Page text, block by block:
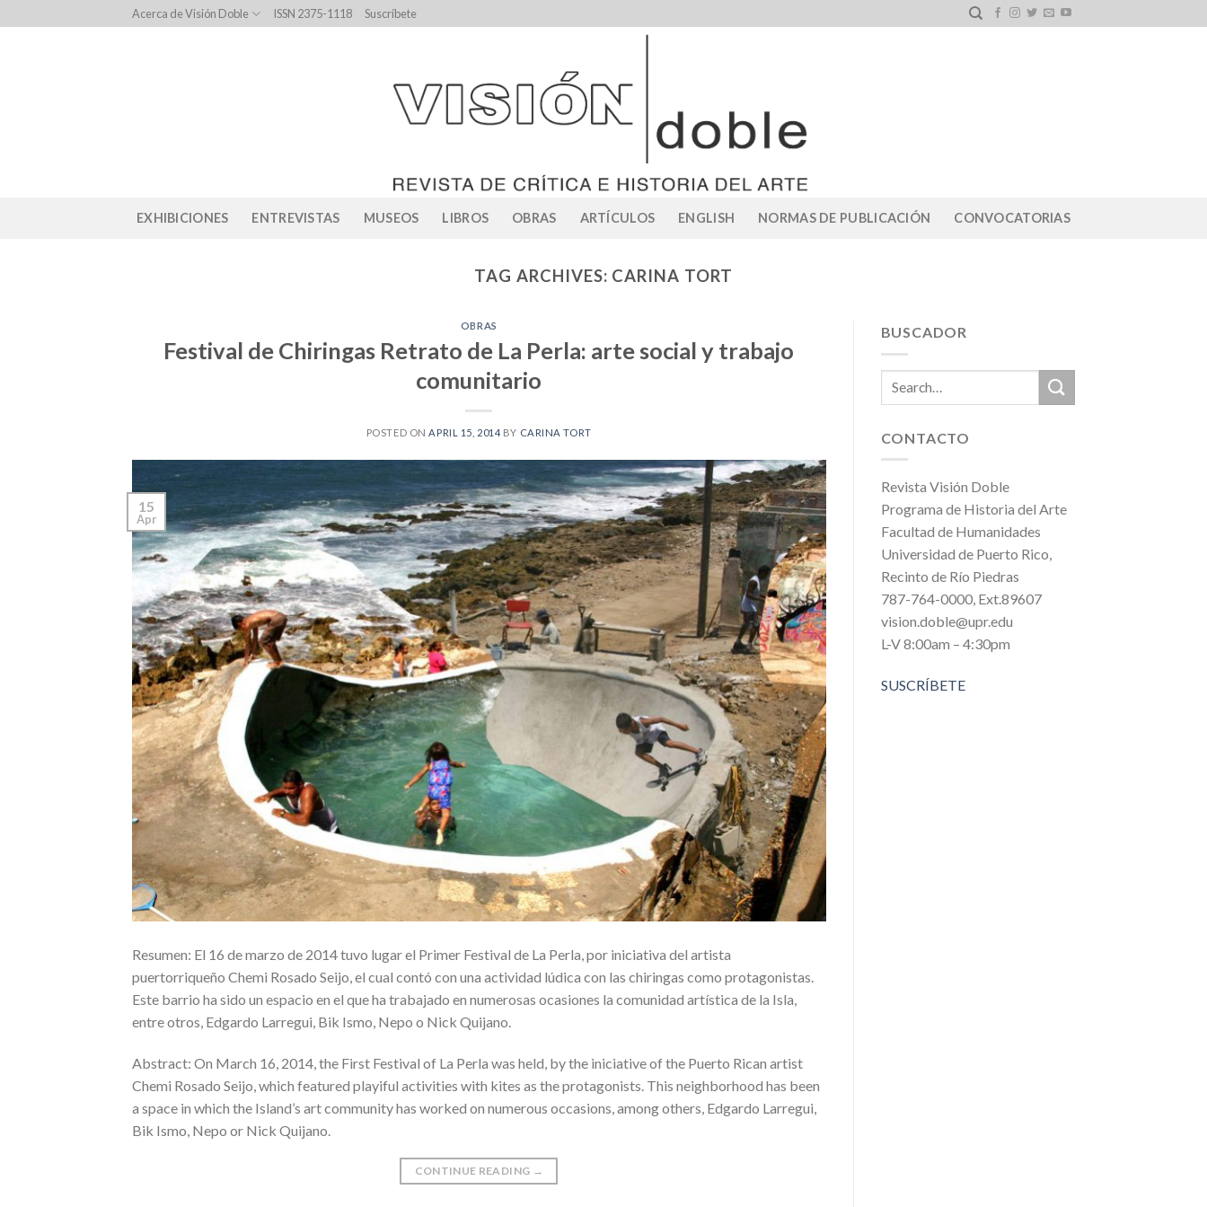
to
Acerca de Visión Doble ISSN 2375-1118 Suscríbete
EXHIBICIONES ENTREVISTAS MUSEOS LIBROS OBRAS ARTÍCULOS ENGLISH NORMAS DE PUBLICACIÓN CONVOCATORIAS
TAG ARCHIVES: CARINA TORT
OBRAS
Festival de Chiringas Retrato de La Perla: arte social y trabajo
comunitario
POSTED ONAPRIL 15, 2014 BY CARINA TORT
15
Apr
Resumen: El 16 de marzo de 2014 tuvo lugar el Primer Festival de La Perla, por iniciativa del artista
puertorriqueño Chemi Rosado Seijo, el cual contó con una actividad lúdica con las chiringas como protagonistas.
Este barrio ha sido un espacio en el que ha trabajado en numerosas ocasiones la comunidad artística de la Isla,
entre otros, Edgardo Larregui, Bik Ismo, Nepo o Nick Quijano.
Abstract: On March 16, 2014, the First Festival of La Perla was held, by the iniciative of the Puerto Rican artist
Chemi Rosado Seijo, which featured playiful activities with kites as the protagonists. This neighborhood has been
a space in which the Island’s art community has worked on numerous occasions, among others, Edgardo Larregui,
Bik Ismo, Nepo or Nick Quijano.
CONTINUE READING →
BUSCADOR
CONTACTO
Revista Visión Doble
Programa de Historia del Arte
Facultad de Humanidades
Universidad de Puerto Rico,
Recinto de Río Piedras
787-764-0000, Ext.89607
vision.doble@upr.edu
L-V 8:00am – 4:30pm
SUSCRÍBETE